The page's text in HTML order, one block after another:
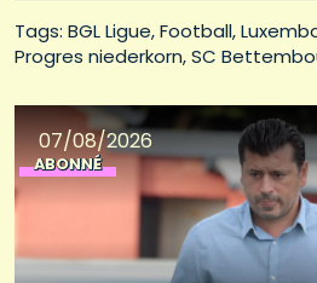
Tags: BGL Ligue Football
Progres niederkorn SC
07/08/2026
ABONNÉ